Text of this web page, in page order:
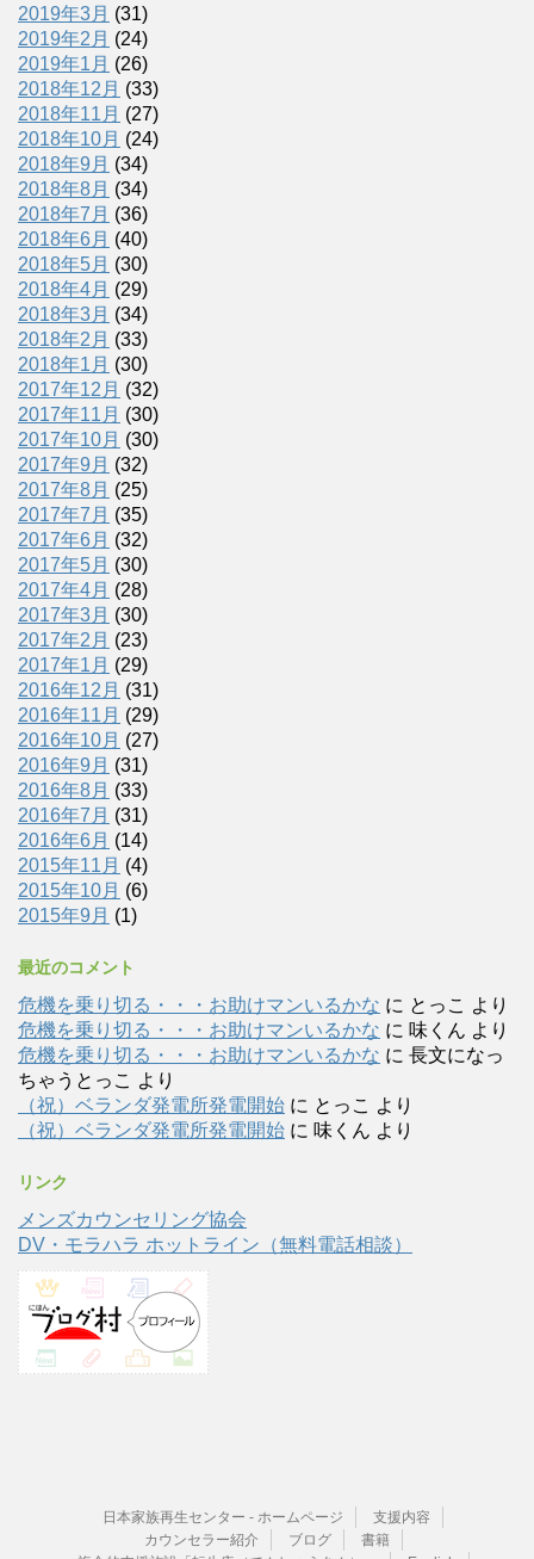
2019年3月 (31)
2019年2月 (24)
2019年1月 (26)
2018年12月 (33)
2018年11月 (27)
2018年10月 (24)
2018年9月 (34)
2018年8月 (34)
2018年7月 (36)
2018年6月 (40)
2018年5月 (30)
2018年4月 (29)
2018年3月 (34)
2018年2月 (33)
2018年1月 (30)
2017年12月 (32)
2017年11月 (30)
2017年10月 (30)
2017年9月 (32)
2017年8月 (25)
2017年7月 (35)
2017年6月 (32)
2017年5月 (30)
2017年4月 (28)
2017年3月 (30)
2017年2月 (23)
2017年1月 (29)
2016年12月 (31)
2016年11月 (29)
2016年10月 (27)
2016年9月 (31)
2016年8月 (33)
2016年7月 (31)
2016年6月 (14)
2015年11月 (4)
2015年10月 (6)
2015年9月 (1)
最近のコメント
危機を乗り切る・・・お助けマンいるかな に とっこ より
危機を乗り切る・・・お助けマンいるかな に 味くん より
危機を乗り切る・・・お助けマンいるかな に 長文になっ
ちゃうとっこ より
（祝）ベランダ発電所発電開始 に とっこ より
（祝）ベランダ発電所発電開始 に 味くん より
リンク
メンズカウンセリング協会
DV・モラハラ ホットライン（無料電話相談）
日本家族再生センター - ホームページ
支援内容
カウンセラー紹介
ブログ
書籍